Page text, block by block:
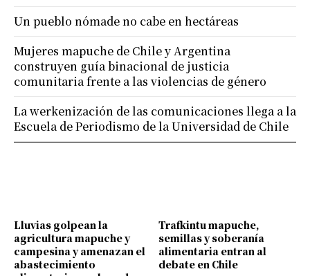
Lluvias golpean la
agricultura mapuche y
campesina y amenazan el
abastecimiento
Trafkintu mapuche,
semillas y soberanía
alimentaria entran al
debate en Chile
Un pueblo nómade no cabe en hectáreas
Mujeres mapuche de Chile y Argentina
construyen guía binacional de justicia
comunitaria frente a las violencias de género
La werkenización de las comunicaciones llega a la
Escuela de Periodismo de la Universidad de Chile